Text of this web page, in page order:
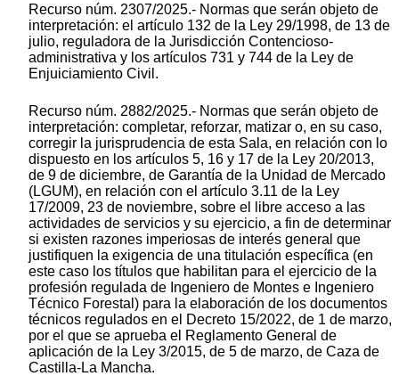
Recurso núm. 2307/2025.- Normas que serán objeto de
interpretación: el artículo 132 de la Ley 29/1998, de 13 de
julio, reguladora de la Jurisdicción Contencioso-
administrativa y los artículos 731 y 744 de la Ley de
Enjuiciamiento Civil.
Recurso núm. 2882/2025.- Normas que serán objeto de
interpretación: completar, reforzar, matizar o, en su caso,
corregir la jurisprudencia de esta Sala, en relación con lo
dispuesto en los artículos 5, 16 y 17 de la Ley 20/2013,
de 9 de diciembre, de Garantía de la Unidad de Mercado
(LGUM), en relación con el artículo 3.11 de la Ley
17/2009, 23 de noviembre, sobre el libre acceso a las
actividades de servicios y su ejercicio, a fin de determinar
si existen razones imperiosas de interés general que
justifiquen la exigencia de una titulación específica (en
este caso los títulos que habilitan para el ejercicio de la
profesión regulada de Ingeniero de Montes e Ingeniero
Técnico Forestal) para la elaboración de los documentos
técnicos regulados en el Decreto 15/2022, de 1 de marzo,
por el que se aprueba el Reglamento General de
aplicación de la Ley 3/2015, de 5 de marzo, de Caza de
Castilla-La Mancha.